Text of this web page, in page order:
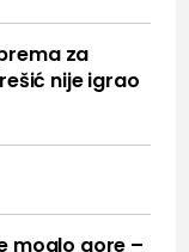
za
nije igrao
moglo gore –